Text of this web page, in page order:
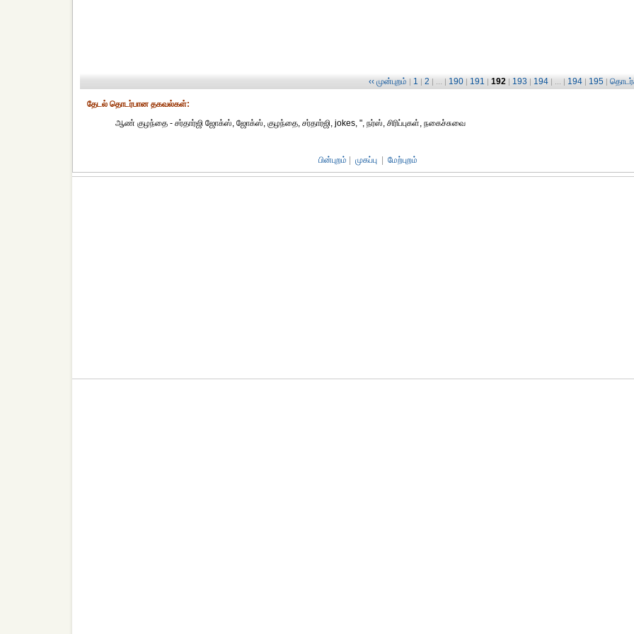
‹‹ முன்புறம் | 1 | 2 | ... | 190 | 191 | 192 | 193 | 194 | ... | 194 | 195 |
தேட‌ல் தொட‌ர்பான தகவ‌ல்க‌ள்:
ஆண் குழந்தை - சர்தார்ஜி ஜோக்ஸ், ஜோக்ஸ், குழந்தை, சர்தார்ஜி, jokes, ", நர்ஸ், சிரிப்புகள், நகைச்சுவை
பின்புறம் முகப்பு மேற்புறம்